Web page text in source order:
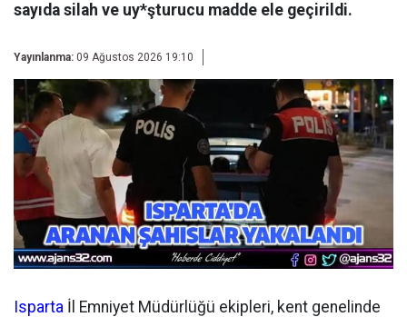
sayıda silah ve uy*şturucu madde ele geçirildi.
Yayınlanma: 09 Ağustos 2026 19:10
Isparta İl Emniyet Müdürlüğü ekipleri, kent genelinde